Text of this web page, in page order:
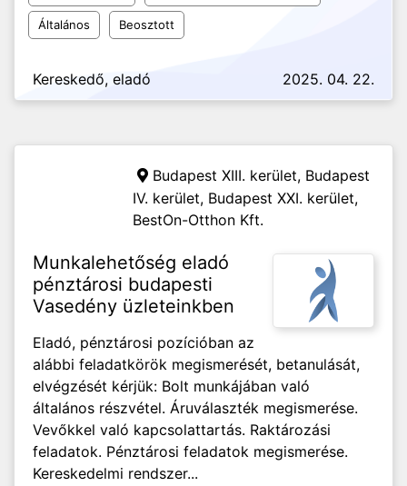
Általános Beosztott
Kereskedő, eladó 2025. 04. 22.
Budapest XIII. kerület, Budapest
IV. kerület, Budapest XXI. kerület,
BestOn-Otthon Kft.
Munkalehetőség eladó
pénztárosi budapesti
Vasedény üzleteinkben
Eladó, pénztárosi pozícióban az
alábbi feladatkörök megismerését, betanulását,
elvégzését kérjük: Bolt munkájában való
általános részvétel. Áruválaszték megismerése.
Vevőkkel való kapcsolattartás. Raktározási
feladatok. Pénztárosi feladatok megismerése.
Kereskedelmi rendszer...